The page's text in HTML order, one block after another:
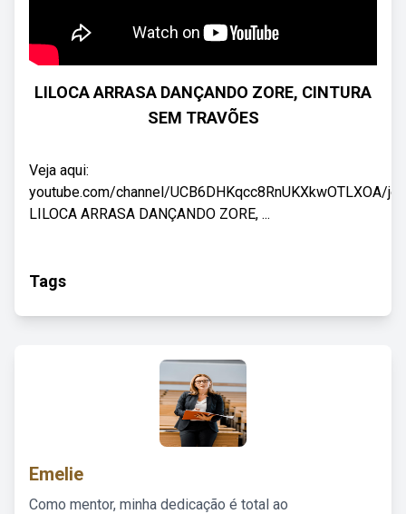
LILOCA ARRASA DANÇANDO ZORE, CINTURA
SEM TRAVÕES
Veja aqui:
youtube.com/channel/UCB6DHKqcc8RnUKXkwOTLXOA/
LILOCA ARRASA DANÇANDO ZORE, ...
Tags
Emelie
Como mentor, minha dedicação é total ao